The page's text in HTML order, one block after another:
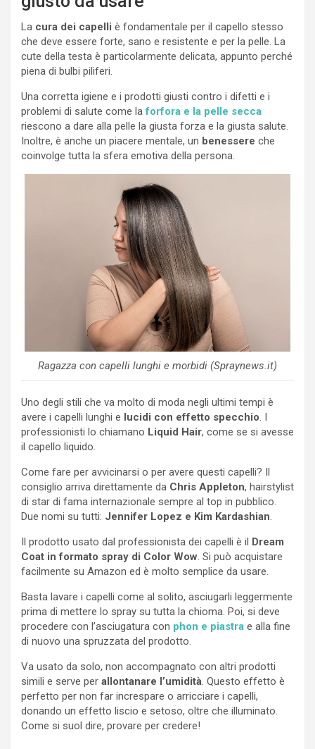
La cura dei capelli è fondamentale per il capello stesso
che deve essere forte, sano e resistente e per la pelle. La
cute della testa è particolarmente delicata, appunto perché
piena di bulbi piliferi.
Una corretta igiene e i prodotti giusti contro i difetti e i
problemi di salute come laforfora e la pelle secca
riescono a dare alla pelle la giusta forza e la giusta salute.
Inoltre, è anche un piacere mentale, un benessere che
coinvolge tutta la sfera emotiva della persona.
Ragazza con capelli lunghi e morbidi (Spraynews.it)
Uno degli stili che va molto di moda negli ultimi tempi è
avere i capelli lunghi e lucidi con effetto specchio. I
professionisti lo chiamano Liquid Hair, come se si avesse
il capello liquido.
Come fare per avvicinarsi o per avere questi capelli? Il
consiglio arriva direttamente da Chris Appleton, hairstylist
di star di fama internazionale sempre al top in pubblico.
Due nomi su tutti: Jennifer Lopez e Kim Kardashian.
Il prodotto usato dal professionista dei capelli è il Dream
Coat in formato spray di Color Wow. Si può acquistare
facilmente su Amazon ed è molto semplice da usare.
Basta lavare i capelli come al solito, asciugarli leggermente
prima di mettere lo spray su tutta la chioma. Poi, si deve
procedere con l’asciugatura con phon e piastra e alla fine
di nuovo una spruzzata del prodotto.
Va usato da solo, non accompagnato con altri prodotti
simili e serve per allontanare l’umidità. Questo effetto è
perfetto per non far increspare o arricciare i capelli,
donando un effetto liscio e setoso, oltre che illuminato.
Come si suol dire, provare per credere!